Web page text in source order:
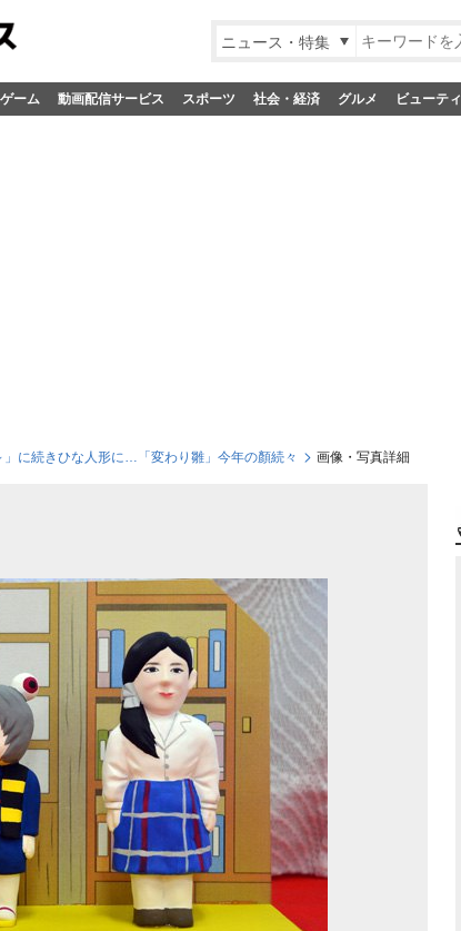
ニュース・特集
ーム 動画配信サービス スポーツ 社会・経済 グルメ ビューティ
に続きひな人形に…「変わり雛」今年の顏続々 画像・写真詳細